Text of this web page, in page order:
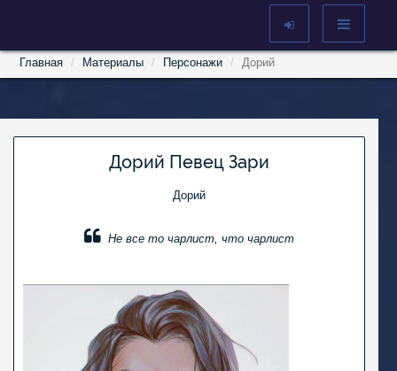
Главная Материалы Персонажи Дорий
Дорий Певец Зари
Дорий
Не все то чарлист, что чарлист